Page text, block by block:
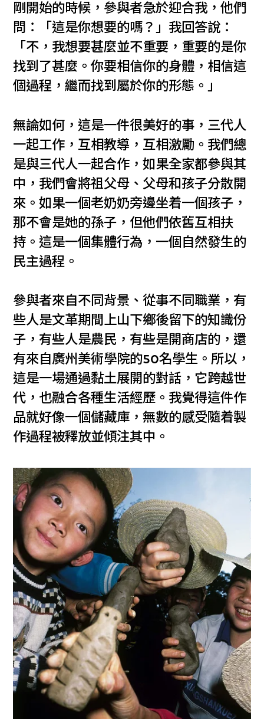
剛開始的時候，參與者急於迎合我，他們
問：「這是你想要的嗎？」我回答說：
「不，我想要甚麼並不重要，重要的是你
找到了甚麼。你要相信你的身體，相信這
個過程，繼而找到屬於你的形態。」
無論如何，這是一件很美好的事，三代人
一起工作，互相教導，互相激勵。我們總
是與三代人一起合作，如果全家都參與其
中，我們會將祖父母、父母和孩子分散開
來。如果一個老奶奶旁邊坐着一個孩子，
那不會是她的孫子，但他們依舊互相扶
持。這是一個集體行為，一個自然發生的
民主過程。
參與者來自不同背景、從事不同職業，有
些人是文革期間上山下鄉後留下的知識份
子，有些人是農民，有些是開商店的，還
有來自廣州美術學院的50名學生。所以，
這是一場通過黏土展開的對話，它跨越世
代，也融合各種生活經歷。我覺得這件作
品就好像一個儲藏庫，無數的感受隨着製
作過程被釋放並傾注其中。